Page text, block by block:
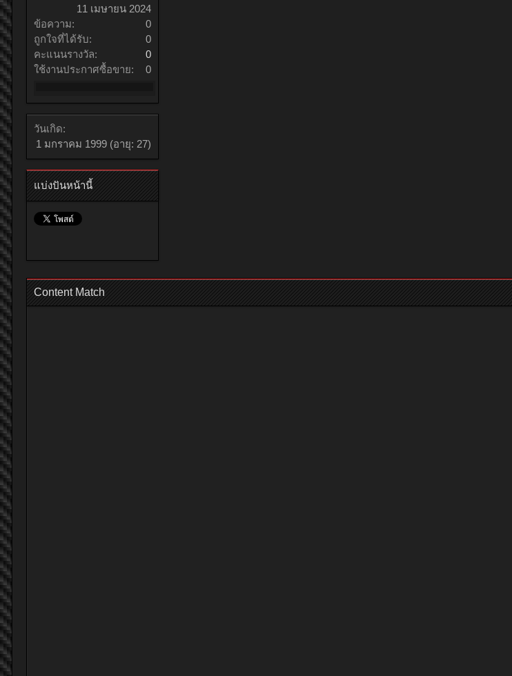
11 เมษายน 2024
ข้อความ:
0
ถูกใจที่ได้รับ:
0
คะแนนรางวัล:
0
ใช้งานประกาศซื้อขาย:
0
วันเกิด:
1 มกราคม 1999 (อายุ: 27)
แบ่งปันหน้านี้
Content Match